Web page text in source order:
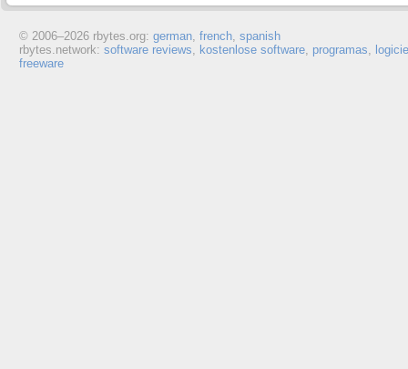
© 2006–2026 rbytes.org: german, french, spanish
rbytes.network: software reviews, kostenlose software, programas,
freeware